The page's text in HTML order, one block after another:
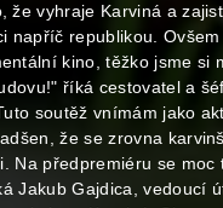
že vyhraje Karviná a
napříč republikou.
kino, těžko jsme si
říká cestovatel a
soutěž vnímám jako
že se zrovna
Na předpremiéru se moc
Jakub Gajdica, vedoucí